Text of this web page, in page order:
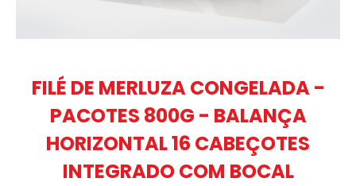
FILÉ DE MERLUZA CONGELADA -
PACOTES 800G - BALANÇA
HORIZONTAL 16 CABEÇOTES
INTEGRADO COM BOCAL